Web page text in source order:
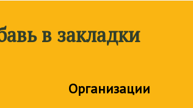
в закладки
Организации